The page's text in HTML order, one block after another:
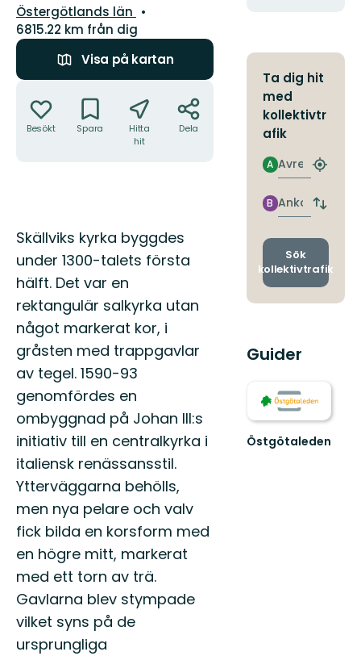
Län:
Östergötlands län
6815.22 km från dig
Visa på kartan
Besökt Spara
Hitta
hit
Dela
Beskrivning
Skällviks kyrka byggdes
under 1300-talets första
hälft. Det var en
rektangulär salkyrka utan
något markerat kor, i
gråsten med trappgavlar
av tegel. 1590-93
genomfördes en
ombyggnad på Johan III:s
initiativ till en centralkyrka i
italiensk renässansstil.
Ytterväggarna behölls,
men nya pelare och valv
fick bilda en korsform med
en högre mitt, markerat
med ett torn av trä.
Gavlarna blev stympade
vilket syns på de
ursprungliga
Ta dig hit
med
kollektivtr
afik
Avresa
A
Hitta
Ankomst
B
Byt
och
Sök
kollektivtrafik
Guider
Östgötaleden